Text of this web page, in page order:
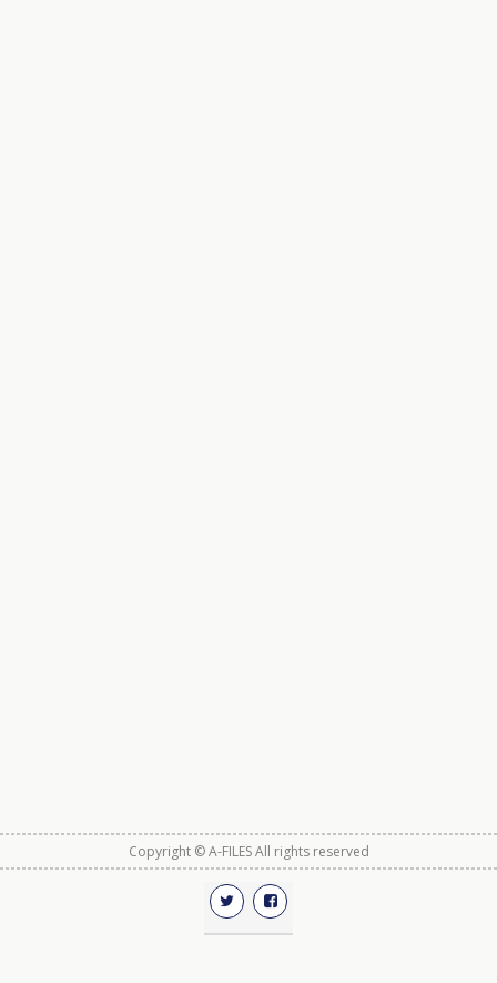
Copyright © A-FILES All rights reserved